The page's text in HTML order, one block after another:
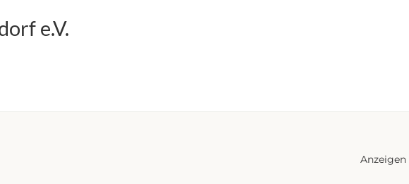
e.V.
Anzeigen